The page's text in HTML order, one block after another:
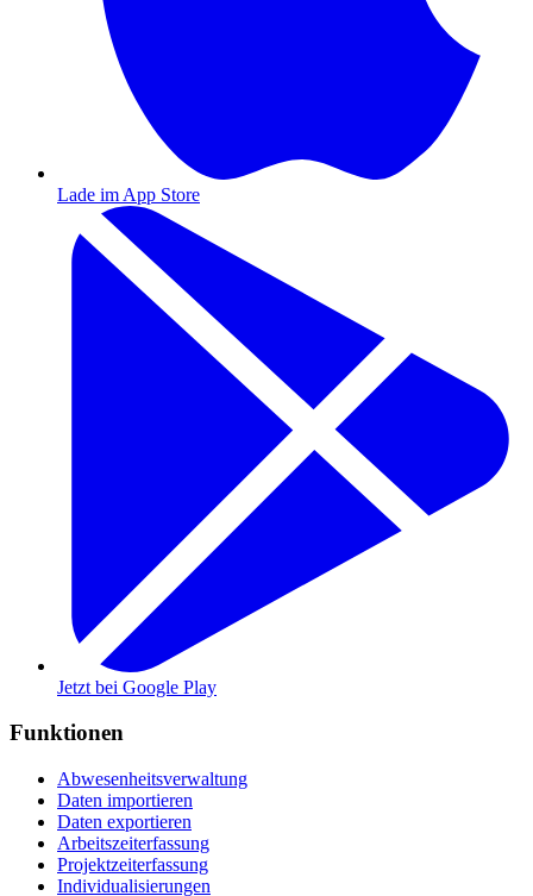
Lade im App Store
Jetzt bei Google Play
Funktionen
Abwesenheitsverwaltung
Daten importieren
Daten exportieren
Arbeitszeiterfassung
Projektzeiterfassung
Individualisierungen